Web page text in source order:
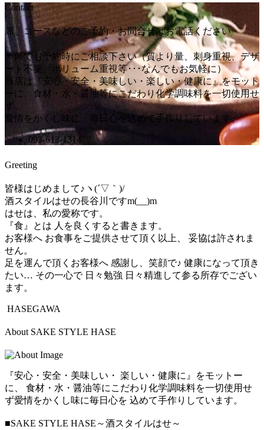
Contact
席、コースなどのご予約・お問合せはお電話ください
＊何でも予約時にご相談下さい（質より量、刺身重視、デザ
ート不要、ボリューム重視等･･･なんでもお気軽に）
当店は『安心・安全・美味しい・楽しい・健康に』をモット
ーに、食材・水・醤油等にこだわり化学調味料を一切使用せ
ず、
愛情をかくし味に、毎日心を込めて手作りしています。
093-613-1314
Greeting
皆様はじめまして♪ヽ(´▽｀)/
酒スタイルはせの長谷川ですm(__)m
はせは、私の愛称です。
『食』とは 人を良くすると書きます。
お客様へ お食事をご提供させて頂く以上、 妥協は許されま
せん。
足を運んで頂くお客様へ 感謝し、笑顔で♪ 健康になって頂き
たい… その一心で 日々勉強 日々精進して参る所存でござい
ます。
HASEGAWA
About SAKE STYLE HASE
『安心・安全・美味しい・ 楽しい・健康に』をモットー
に、 食材・水・醤油等にこだわり化学調味料を一切使用せ
ず愛情をかくし味に毎日心を 込めて手作りしています。
■SAKE STYLE HASE～酒スタイルはせ～